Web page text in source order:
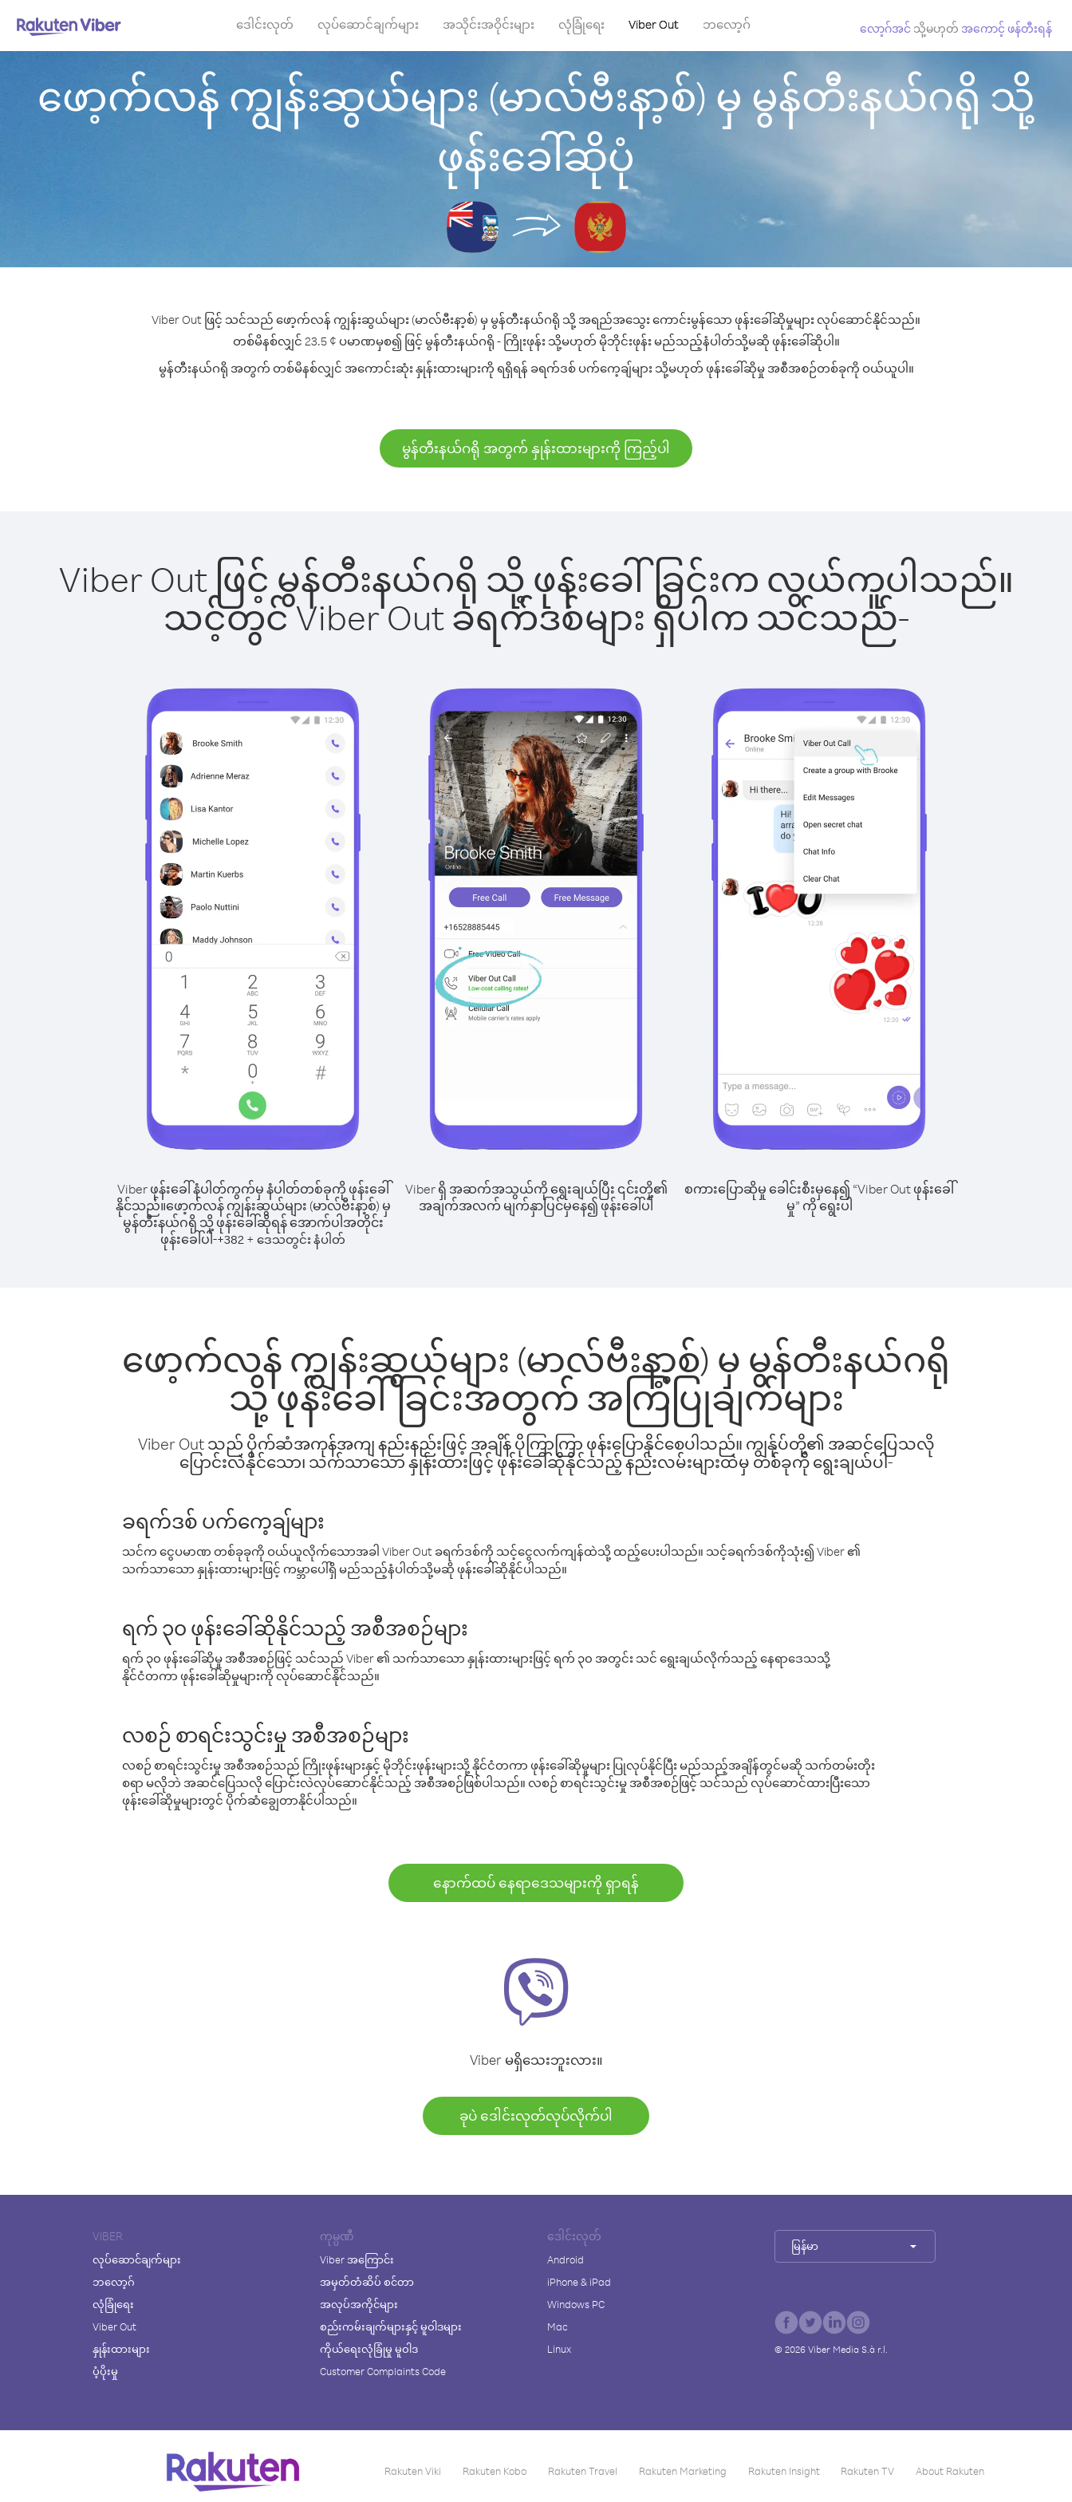
ဒေါင်းလုတ် လုပ်ဆောင်ချက်များ အသိုင်းအဝိုင်းများ လုံခြုံရေး Viber Out ဘလော့ဂ် လော့ဂ်အင် သို့မဟုတ် အကောင့် ဖန်တီးရန်
ဖော့က်လန် ကျွန်းဆွယ်များ (မာလ်ဗီးနာ့စ်) မှ မွန်တီးနယ်ဂရို သို့
ဖုန်းခေါ်ဆိုပုံ
Viber Out ဖြင့် သင်သည် ဖော့က်လန် ကျွန်းဆွယ်များ (မာလ်ဗီးနာ့စ်) မှ မွန်တီးနယ်ဂရို သို့ အရည်အသွေး ကောင်းမွန်သော ဖုန်းခေါ်ဆိုမှုများ လုပ်ဆောင်နိုင်သည်။
တစ်မိနစ်လျှင် 23.5 ¢ ပမာဏမှစ၍ ဖြင့် မွန်တီးနယ်ဂရို - ကြိုးဖုန်း သို့မဟုတ် မိုဘိုင်းဖုန်း မည်သည့်နံပါတ်သို့မဆို ဖုန်းခေါ်ဆိုပါ။
မွန်တီးနယ်ဂရို အတွက် တစ်မိနစ်လျှင် အကောင်းဆုံး နှုန်းထားများကို ရရှိရန် ခရက်ဒစ် ပက်ကေ့ချ်များ သို့မဟုတ် ဖုန်းခေါ်ဆိုမှု အစီအစဉ်တစ်ခုကို ဝယ်ယူပါ။
မွန်တီးနယ်ဂရို အတွက် နှုန်းထားများကို ကြည့်ပါ
Viber Out ဖြင့် မွန်တီးနယ်ဂရို သို့ ဖုန်းခေါ်ခြင်းက လွယ်ကူပါသည်။
သင့်တွင် Viber Out ခရက်ဒစ်များ ရှိပါက သင်သည်-
Viber ဖုန်းခေါ်နံပါတ်ကွက်မှ နံပါတ်တစ်ခုကို ဖုန်းခေါ်
နိုင်သည်။ဖော့က်လန် ကျွန်းဆွယ်များ (မာလ်ဗီးနာ့စ်) မှ
မွန်တီးနယ်ဂရို သို့ ဖုန်းခေါ်ဆိုရန် အောက်ပါအတိုင်း
ဖုန်းခေါ်ပါ-+382 + ဒေသတွင်း နံပါတ်
Viber ရှိ အဆက်အသွယ်ကို ရွေးချယ်ပြီး ၎င်းတို့၏
အချက်အလက် မျက်နှာပြင်မှနေ၍ ဖုန်းခေါ်ပါ
စကားပြောဆိုမှု ခေါင်းစီးမှနေ၍ “Viber Out ဖုန်းခေါ်
မှု” ကို ရွေးပါ
ဖော့က်လန် ကျွန်းဆွယ်များ (မာလ်ဗီးနာ့စ်) မှ မွန်တီးနယ်ဂရို
သို့ ဖုန်းခေါ်ခြင်းအတွက် အကြံပြုချက်များ
Viber Out သည် ပိုက်ဆံအကုန်အကျ နည်းနည်းဖြင့် အချိန် ပိုကြာကြာ ဖုန်းပြောနိုင်စေပါသည်။ ကျွန်ုပ်တို့၏ အဆင်ပြေသလို
ပြောင်းလဲနိုင်သော၊ သက်သာသော နှုန်းထားဖြင့် ဖုန်းခေါ်ဆိုနိုင်သည့် နည်းလမ်းများထဲမှ တစ်ခုကို ရွေးချယ်ပါ-
ခရက်ဒစ် ပက်ကေ့ချ်များ
သင်က ငွေပမာဏ တစ်ခုခုကို ဝယ်ယူလိုက်သောအခါ Viber Out ခရက်ဒစ်ကို သင့်ငွေလက်ကျန်ထဲသို့ ထည့်ပေးပါသည်။ သင့်ခရက်ဒစ်ကိုသုံး၍ Viber ၏
သက်သာသော နှုန်းထားများဖြင့် ကမ္ဘာပေါ်ရှိ မည်သည့်နံပါတ်သို့မဆို ဖုန်းခေါ်ဆိုနိုင်ပါသည်။
ရက် ၃၀ ဖုန်းခေါ်ဆိုနိုင်သည့် အစီအစဉ်များ
ရက် ၃၀ ဖုန်းခေါ်ဆိုမှု အစီအစဉ်ဖြင့် သင်သည် Viber ၏ သက်သာသော နှုန်းထားများဖြင့် ရက် ၃၀ အတွင်း သင် ရွေးချယ်လိုက်သည့် နေရာဒေသသို့
နိုင်ငံတကာ ဖုန်းခေါ်ဆိုမှုများကို လုပ်ဆောင်နိုင်သည်။
လစဉ် စာရင်းသွင်းမှု အစီအစဉ်များ
လစဉ် စာရင်းသွင်းမှု အစီအစဉ်သည် ကြိုးဖုန်းများနှင့် မိုဘိုင်းဖုန်းများသို့ နိုင်ငံတကာ ဖုန်းခေါ်ဆိုမှုများ ပြုလုပ်နိုင်ပြီး မည်သည့်အချိန်တွင်မဆို သက်တမ်းတိုး
စရာ မလိုဘဲ အဆင်ပြေသလို ပြောင်းလဲလုပ်ဆောင်နိုင်သည့် အစီအစဉ်ဖြစ်ပါသည်။ လစဉ် စာရင်းသွင်းမှု အစီအစဉ်ဖြင့် သင်သည် လုပ်ဆောင်ထားပြီးသော
ဖုန်းခေါ်ဆိုမှုများတွင် ပိုက်ဆံချွေတာနိုင်ပါသည်။
နောက်ထပ် နေရာဒေသများကို ရှာရန်
Viber မရှိသေးဘူးလား။
ခုပဲ ဒေါင်းလုတ်လုပ်လိုက်ပါ
VIBER
လုပ်ဆောင်ချက်များ
ဘလော့ဂ်
လုံခြုံရေး
Viber Out
နှုန်းထားများ
ပံ့ပိုးမှု
ကုမ္ပဏီ
Viber အကြောင်း
အမှတ်တံဆိပ် စင်တာ
အလုပ်အကိုင်များ
စည်းကမ်းချက်များနှင့် မူဝါဒများ
ကိုယ်ရေးလုံခြုံမှု မူဝါဒ
Customer Complaints Code
ဒေါင်းလုတ်
Android
iPhone & iPad
Windows PC
Mac
Linux
မြန်မာ
© 2026 Viber Media S.à r.l.
Rakuten Viki Rakuten Kobo Rakuten Travel Rakuten Marketing Rakuten Insight Rakuten TV About Rakuten